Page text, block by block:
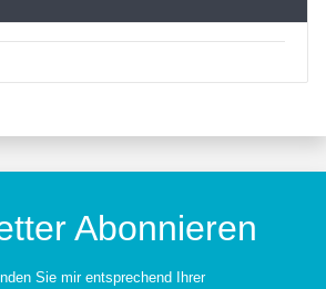
Abonnieren
Sie mir entsprechend Ihrer